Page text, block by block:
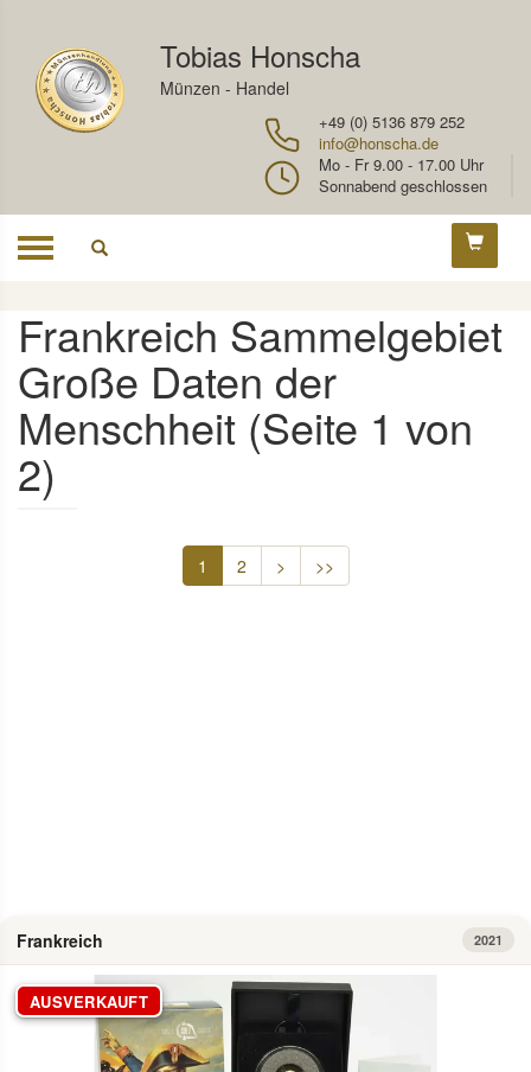
Tobias Honscha
Münzen - Handel
+49 (0) 5136 879 252
info@honscha.de
Mo - Fr 9.00 - 17.00 Uhr
Sonnabend geschlossen
Toggle
Frankreich Sammelgebiet
Große Daten der
Menschheit (Seite 1 von
2)
1 2 > >>
Frankreich 2021
AUSVERKAUFT